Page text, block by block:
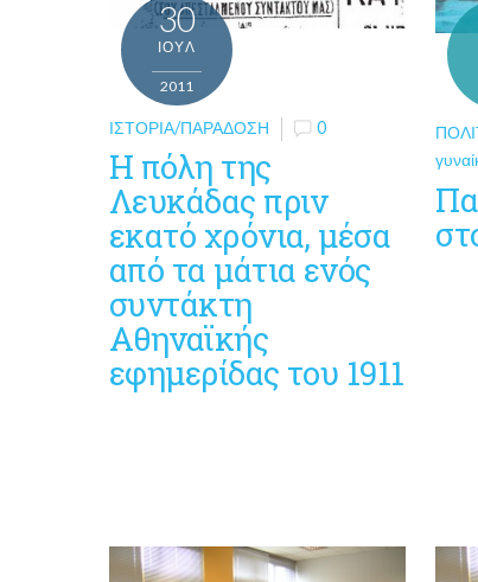
30
ΙΟΎΛ
2011
ΙΣΤΟΡΊΑ/ΠΑΡΆΔΟΣΗ 0
Η πόλη της
Λευκάδας πριν
εκατό χρόνια, μέσα
από τα μάτια ενός
συντάκτη
Αθηναϊκής
εφημερίδας του 1911